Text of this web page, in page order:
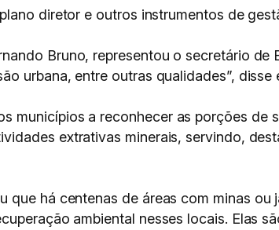
diretor e outros instrumentos de
Bruno, representou o secretário
urbana, entre outras qualidades”, disse
municípios a reconhecer as porções
extrativas minerais, servindo,
que há centenas de áreas com minas
ambiental nesses locais. Elas